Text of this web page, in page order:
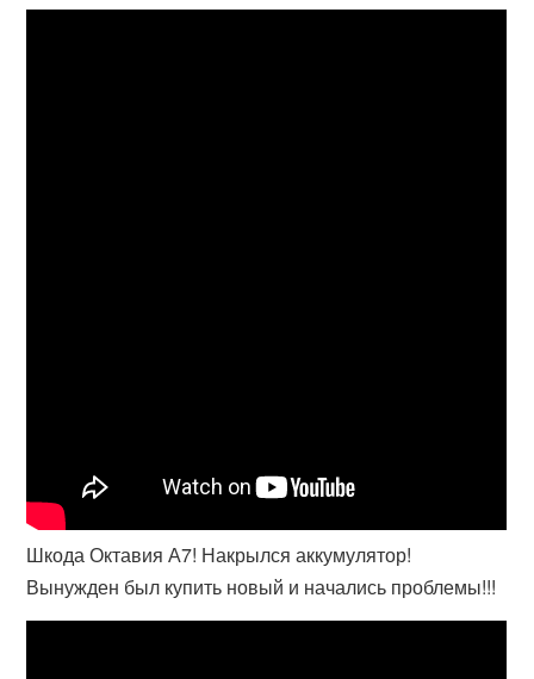
Шкода Октавия А7! Накрылся аккумулятор!
Вынужден был купить новый и начались проблемы!!!